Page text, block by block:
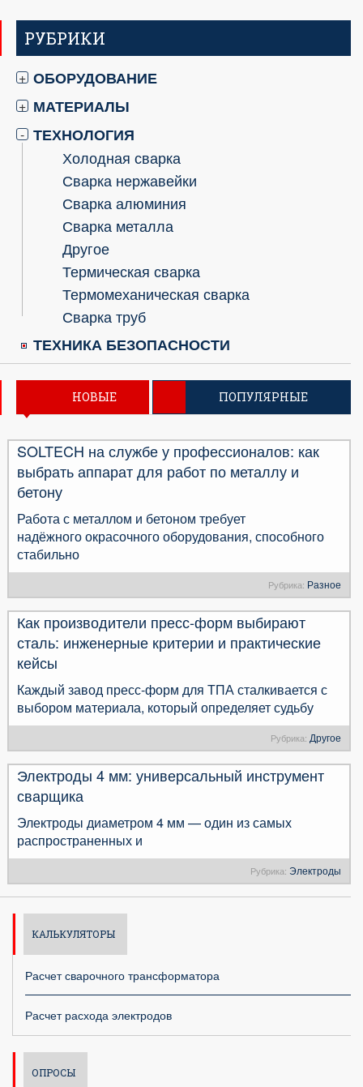
РУБРИКИ
+ ОБОРУДОВАНИЕ
+ МАТЕРИАЛЫ
- ТЕХНОЛОГИЯ
Холодная сварка
Сварка нержавейки
Сварка алюминия
Сварка металла
Другое
Термическая сварка
Термомеханическая сварка
Сварка труб
ТЕХНИКА БЕЗОПАСНОСТИ
НОВЫЕ ПОПУЛЯРНЫЕ
SOLTECH на службе у профессионалов: как
выбрать аппарат для работ по металлу и
бетону
Работа с металлом и бетоном требует
надёжного окрасочного оборудования, способного
стабильно
Рубрика: Разное
Как производители пресс-форм выбирают
сталь: инженерные критерии и практические
кейсы
Каждый завод пресс-форм для ТПА сталкивается с
выбором материала, который определяет судьбу
Рубрика: Другое
Электроды 4 мм: универсальный инструмент
сварщика
Электроды диаметром 4 мм — один из самых
распространенных и
Рубрика: Электроды
КАЛЬКУЛЯТОРЫ
Расчет сварочного трансформатора
Расчет расхода электродов
ОПРОСЫ